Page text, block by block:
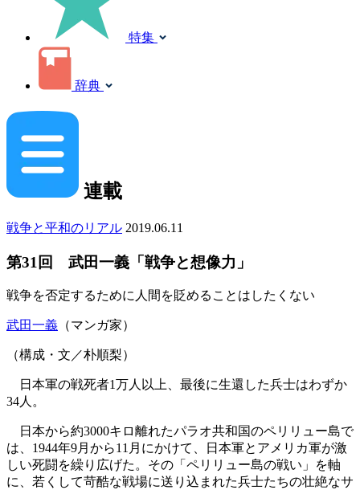
特集
辞典
連載
戦争と平和のリアル 2019.06.11
第31回 武田一義「戦争と想像力」
戦争を否定するために人間を貶めることはしたくない
武田一義 （マンガ家）
（構成・文／朴順梨）
日本軍の戦死者1万人以上、最後に生還した兵士はわずか
34人。
日本から約3000キロ離れたパラオ共和国のペリリュー島で
は、1944年9月から11月にかけて、日本軍とアメリカ軍が激
しい死闘を繰り広げた。その「ペリリュー島の戦い」を軸
に、若くして苛酷な戦場に送り込まれた兵士たちの壮絶なサ